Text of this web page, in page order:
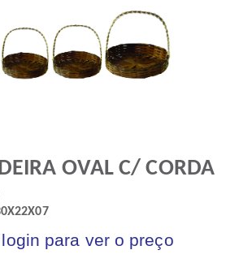
OVAL C/ CORDA
para ver o preço